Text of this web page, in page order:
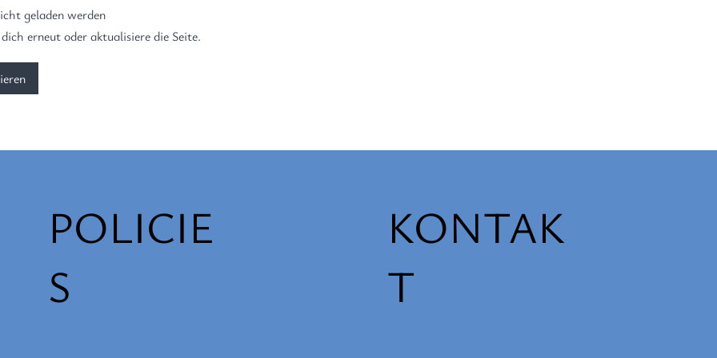
ist die bundesweite
jüdischer Studierender
jüdischer Erwachsener
geladen werden
erneut oder aktualisiere die Seite.
POLICIE
S
KONTAK
T